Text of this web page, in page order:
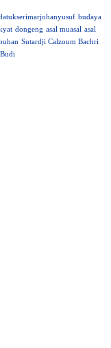
budaya
dongeng asal muasal asal
Sutardji Calzoum Bachri